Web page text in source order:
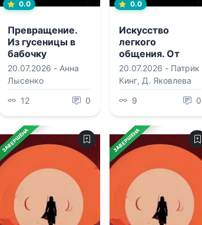
0.0
Превращение.
Из гусеницы в
бабочку
20.07.2026 - Анна
Лысенко
12
0
0.0
Искусство
легкого
общения. От
неловких пауз к
беседе на
любые темы
20.07.2026 - Патрик
Кинг, Д. Яковлева
9
0
ЗАВЕРШЕНА ЗАВЕРШЕНА